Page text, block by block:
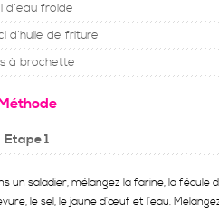
d’eau froide
d’huile de friture
à brochette
Etape 1
un saladier, mélangez la farine, la fécule
le sel, le jaune d’œuf et l’eau.